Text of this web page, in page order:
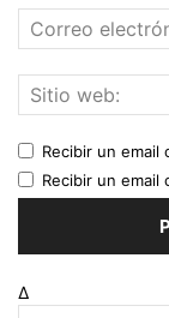
Recibir un
Recibir un email
Δ